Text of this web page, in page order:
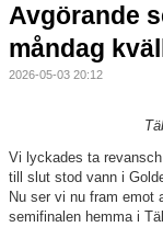
Börja spela
Kontakt
Avgörande
måndag
2026-05-03 20:12
Vi lyckades ta
till slut stod vann i
Nu ser vi nu fram emot
semifinalen hemma i